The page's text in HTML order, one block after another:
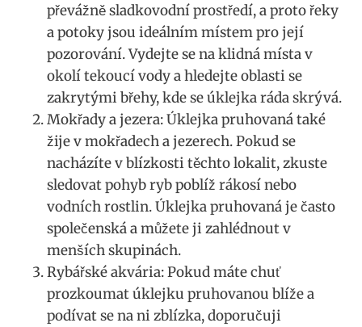
převážně sladkovodní‍ prostředí, a proto řeky
a potoky jsou ideálním místem⁢ pro její
pozorování.⁤ Vydejte se na klidná místa v
‍okolí tekoucí ‌vody a​ hledejte oblasti ‍se
zakrytými⁤ břehy, kde se ​úklejka ⁢ráda⁣ skrývá.
Mokřady a ‍jezera: Úklejka pruhovaná také
žije v‌ mokřadech a jezerech. Pokud​ se
nacházíte v blízkosti těchto lokalit,‌ zkuste⁢
sledovat pohyb⁣ ryb poblíž rákosí ‌nebo
vodních rostlin. Úklejka pruhovaná je‍ často⁢
společenská‌ a ​můžete ji zahlédnout v
menších skupinách.
Rybářské akvária: Pokud máte‍ chuť
prozkoumat úklejku pruhovanou​ blíže a
podívat se ⁣na ni zblízka, doporučuji